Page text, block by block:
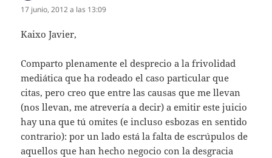
17 junio, 2012 a las 13:09
Kaixo Javier,
Comparto plenamente el desprecio a la frivolidad
mediática que ha rodeado el caso particular que
citas, pero creo que entre las causas que me llevan
(nos llevan, me atrevería a decir) a emitir este juicio
hay una que tú omites (e incluso esbozas en sentido
contrario): por un lado está la falta de escrúpulos de
aquellos que han hecho negocio con la desgracia